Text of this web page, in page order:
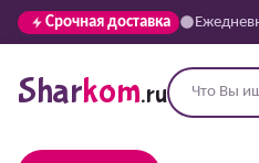
Срочная доставка
Sharkom.ru